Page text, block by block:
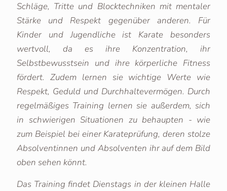
Schläge, Tritte und Blocktechniken mit mentaler
Stärke und Respekt gegenüber anderen. Für
Kinder und Jugendliche ist Karate besonders
wertvoll, da es ihre Konzentration, ihr
Selbstbewusstsein und ihre körperliche Fitness
fördert. Zudem lernen sie wichtige Werte wie
Respekt, Geduld und Durchhaltevermögen. Durch
regelmäßiges Training lernen sie außerdem, sich
in schwierigen Situationen zu behaupten - wie
zum Beispiel bei einer Karateprüfung, deren stolze
Absolventinnen und Absolventen ihr auf dem Bild
oben sehen könnt.
Das Training findet Dienstags in der kleinen Halle